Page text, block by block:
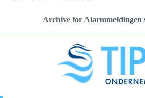
Archive for Alarmmeldingen